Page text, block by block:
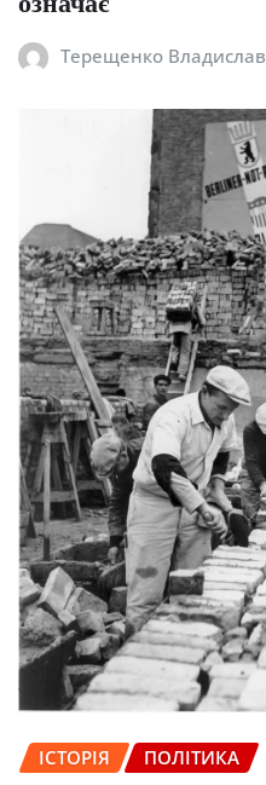
Терещенко Владислав
ІСТОРІЯ ПОЛІТИКА